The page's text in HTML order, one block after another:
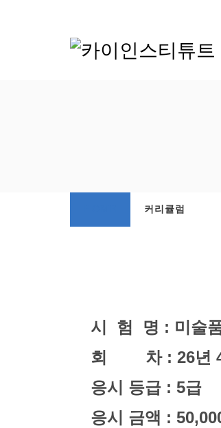
커리큘럼
시 험 명 : 미술
회 차 : 26년 4
응시 등급 : 5급
응시 금액 :